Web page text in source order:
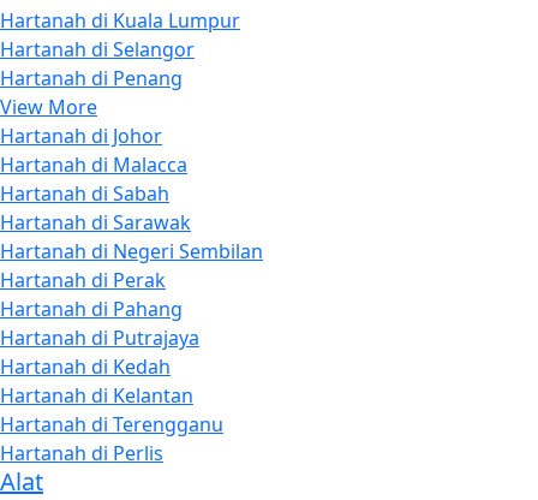
Hartanah di Kuala Lumpur
Hartanah di Selangor
Hartanah di Penang
View More
Hartanah di Johor
Hartanah di Malacca
Hartanah di Sabah
Hartanah di Sarawak
Hartanah di Negeri Sembilan
Hartanah di Perak
Hartanah di Pahang
Hartanah di Putrajaya
Hartanah di Kedah
Hartanah di Kelantan
Hartanah di Terengganu
Hartanah di Perlis
Alat